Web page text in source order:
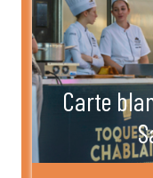
Carte